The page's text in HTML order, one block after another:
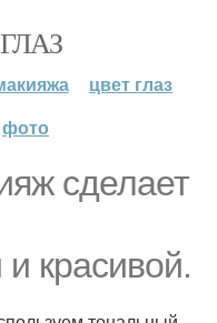
цвет глаз
фото
сделает
красивой.